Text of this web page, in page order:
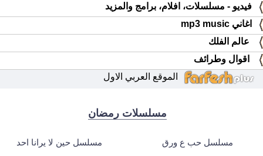
فيديو - مسلسلات، افلام، برامج والمزيد
اغاني mp3 music
عالم الفلك
اقوال وطرائف
الموقع العربي الاول
مسلسلات رمضان
مسلسل حب ع ورق مسلسل حين لا يرانا احد